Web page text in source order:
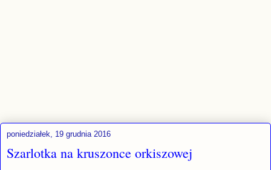
poniedziałek, 19 grudnia 2016
Szarlotka na kruszonce orkiszowej